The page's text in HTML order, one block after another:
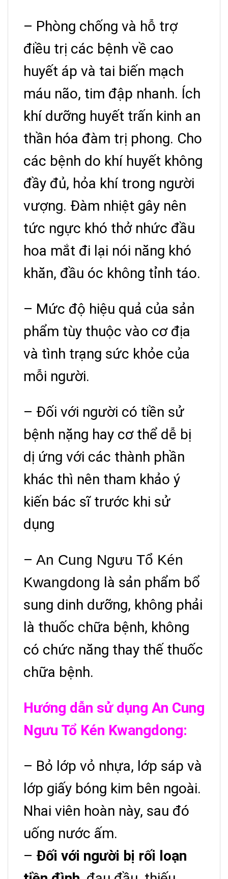
– Phòng chống và hỗ trợ
điều trị các bệnh về cao
huyết áp và tai biến mạch
máu não, tim đập nhanh. Ích
khí dưỡng huyết trấn kinh an
thần hóa đàm trị phong. Cho
các bệnh do khí huyết không
đầy đủ, hỏa khí trong người
vượng. Đàm nhiệt gây nên
tức ngực khó thở nhức đầu
hoa mắt đi lại nói năng khó
khăn, đầu óc không tỉnh táo.
– Mức độ hiệu quả của sản
phẩm tùy thuộc vào cơ địa
và tình trạng sức khỏe của
mỗi người.
– Đối với người có tiền sử
bệnh nặng hay cơ thể dễ bị
dị ứng với các thành phần
khác thì nên tham khảo ý
kiến bác sĩ trước khi sử
dụng
– An Cung Ngưu Tổ Kén
Kwangdong là sản phẩm bổ
sung dinh dưỡng, không phải
là thuốc chữa bệnh, không
có chức năng thay thế thuốc
chữa bệnh.
Hướng dẫn sử dụng An Cung
Ngưu Tổ Kén Kwangdong:
– Bỏ lớp vỏ nhựa, lớp sáp và
lớp giấy bóng kim bên ngoài.
Nhai viên hoàn này, sau đó
uống nước ấm.
– Đối với người bị rối loạn